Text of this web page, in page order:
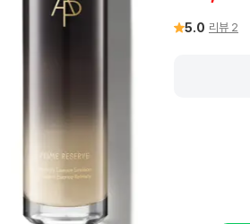
5.0 리뷰 2